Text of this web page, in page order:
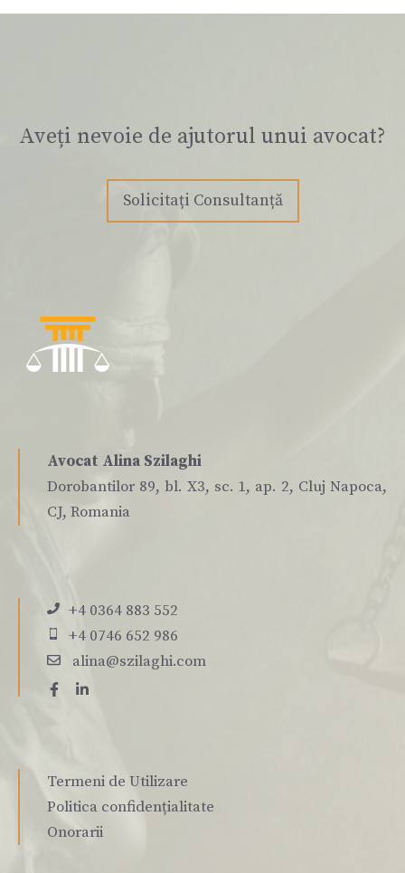
Aveți nevoie de ajutorul unui avocat?
Solicitați Consultanță
Avocat Alina Szilaghi
Dorobantilor 89, bl. X3, sc. 1, ap. 2, Cluj Napoca,
CJ, Romania
+4 0364 883 552
+4 0746 652 986
alina@szilaghi.com
Termeni de Utilizare
Politica confidențialitate
Onorarii